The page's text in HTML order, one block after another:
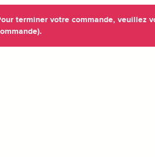
terminer votre commande, veuillez